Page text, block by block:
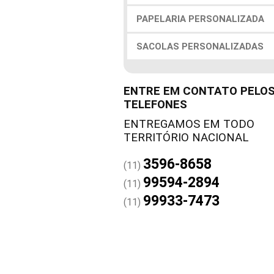
PAPELARIA PERSONALIZADA
SACOLAS PERSONALIZADAS
ENTRE EM CONTATO
TELEFONES
(11) 3596-8658
(11) 99594-2894
(11) 99933-7473